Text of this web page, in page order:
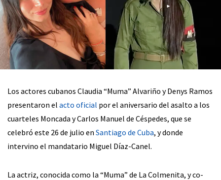
Los actores cubanos Claudia “Muma” Alvariño y Denys Ramos
presentaron el acto oficial por el aniversario del asalto a los
cuarteles Moncada y Carlos Manuel de Céspedes, que se
celebró este 26 de julio en Santiago de Cuba, y donde
intervino el mandatario Miguel Díaz-Canel.
La actriz, conocida como la “Muma” de La Colmenita, y co-